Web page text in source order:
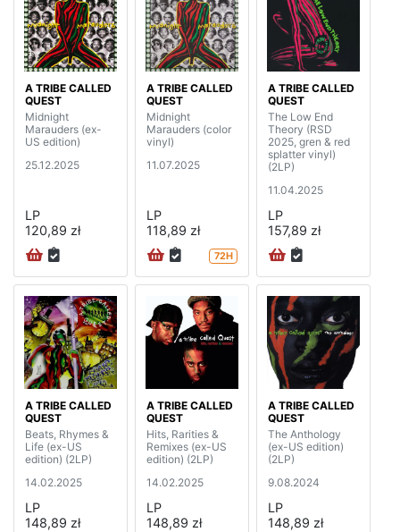
A TRIBE CALLED
QUEST
Midnight
Marauders (ex-
US edition)
25.12.2025
LP
120,89 zł
A TRIBE CALLED
QUEST
Midnight
Marauders (color
vinyl)
11.07.2025
LP
118,89 zł
72H
A TRIBE CALLED
QUEST
The Low End
Theory (RSD
2025, gren & red
splatter vinyl)
(2LP)
11.04.2025
LP
157,89 zł
A TRIBE CALLED
QUEST
Beats, Rhymes &
Life (ex-US
edition) (2LP)
14.02.2025
LP
148,89 zł
A TRIBE CALLED
QUEST
Hits, Rarities &
Remixes (ex-US
edition) (2LP)
14.02.2025
LP
148,89 zł
A TRIBE CALLED
QUEST
The Anthology
(ex-US edition)
(2LP)
9.08.2024
LP
148,89 zł